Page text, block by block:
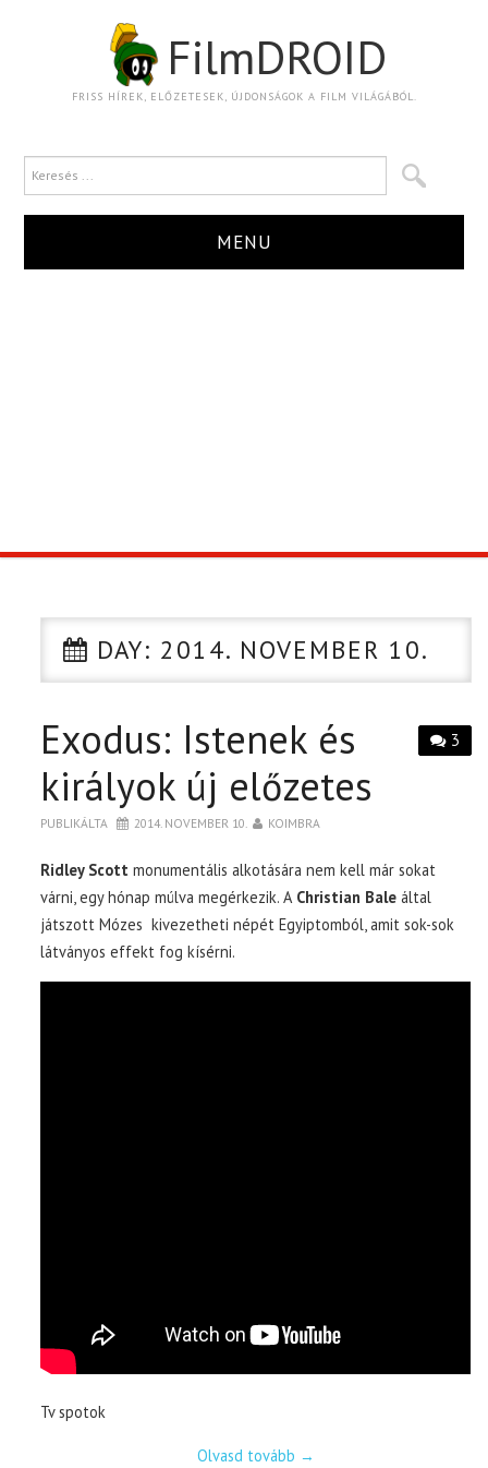
FilmDROID
FRISS HÍREK, ELŐZETESEK, ÚJDONSÁGOK A FILM VILÁGÁBÓL.
MENU
CIKK
PÓLÓ RENDELÉS
DAY: 2014. NOVEMBER 10.
3
Exodus: Istenek és
királyok új előzetes
PUBLIKÁLTA 2014. NOVEMBER 10. KOIMBRA
Ridley Scott monumentális alkotására nem kell már sokat
várni, egy hónap múlva megérkezik. AChristian Bale által
játszott Mózes kivezetheti népét Egyiptomból, amit sok-sok
látványos effekt fog kísérni.
Tv spotok
Olvasd tovább →